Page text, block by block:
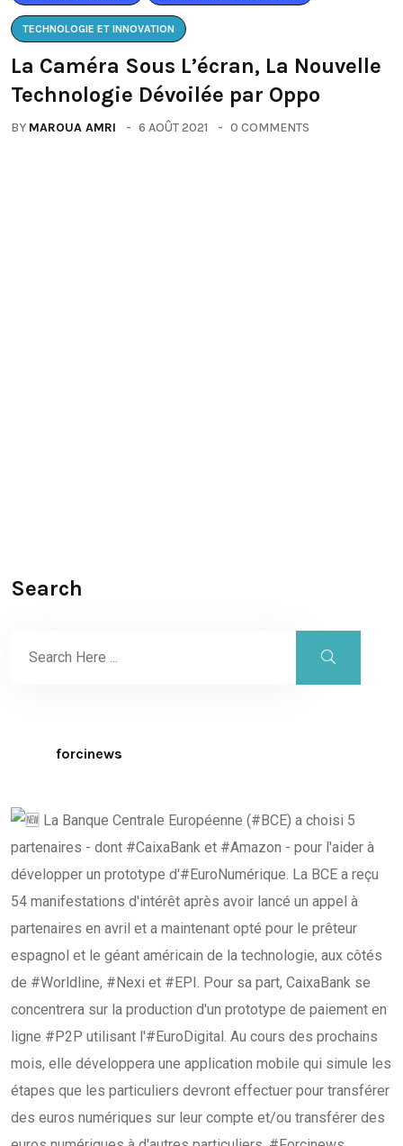
TECHNOLOGIE ET INNOVATION
La Caméra Sous L’écran, La Nouvelle
Technologie Dévoilée par Oppo
BY MAROUA AMRI 6 AOÛT 2021 0 COMMENTS
Search
forcinews